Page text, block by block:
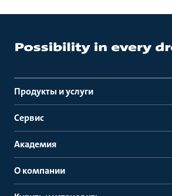
Продукты и услуги
Сервис
Академия
О компании